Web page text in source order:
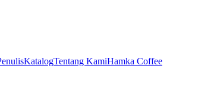
KatalogTentang KamiHamka Coffee